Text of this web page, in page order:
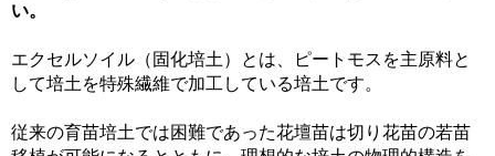
い。
エクセルソイル（固化培土）とは、ピートモスを主原料と
して培土を特殊繊維で加工している培土です。
従来の育苗培土では困難であった花壇苗は切り花苗の若苗